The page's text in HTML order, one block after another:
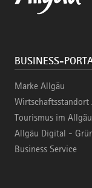
BUSINESS-
Marke Allgäu
Wirtschaftsstandort
Tourismus im Allgäu
Allgäu Digital -
Business Service